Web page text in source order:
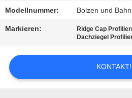
Modellnummer: Bolzen und Bahn
Markieren: Ridge Cap
Dachziegel
KONTAKT!